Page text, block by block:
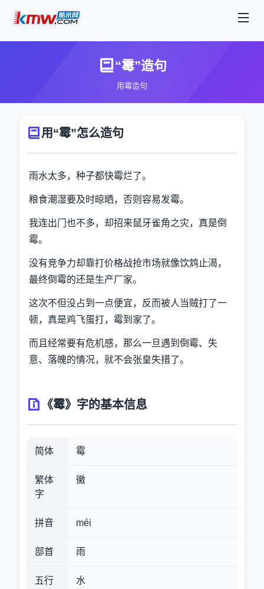
“霉”造句
用霉造句
用“霉”怎么造句
雨水太多，种子都快霉烂了。
粮食潮湿要及时晾晒，否则容易发霉。
我连出门也不多，却招来鼠牙雀角之灾，真是倒
霉。
没有竞争力却靠打价格战抢市场就像饮鸩止渴，
最终倒霉的还是生产厂家。
这次不但没占到一点便宜，反而被人当贼打了一
顿，真是鸡飞蛋打，霉到家了。
而且经常要有危机感，那么一旦遇到倒霉、失
意、落魄的情况，就不会张皇失措了。
《霉》字的基本信息
简体 霉
繁体
字
黴
拼音 méi
部首 雨
五行 水